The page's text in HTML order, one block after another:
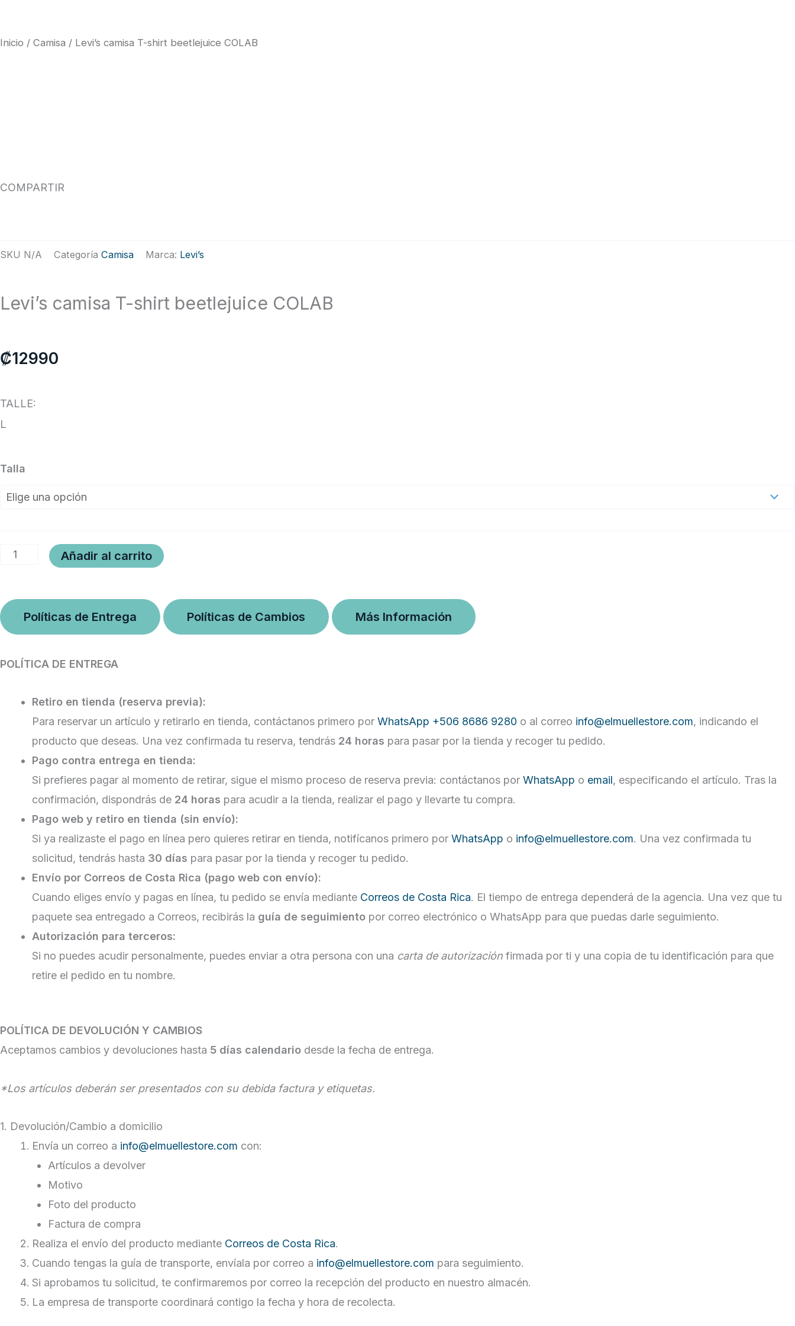
Inicio / Camisa / Levi’s camisa T-shirt beetlejuice COLAB
COMPARTIR
SKU N/A Categoría Camisa Marca: Levi’s
Levi’s camisa T-shirt beetlejuice COLAB
₡12990
TALLE:
L
Talla
Levi’s
beetlejuice
Añadir al carrito
Políticas de Entrega Políticas de Cambios Más Información
POLÍTICA DE ENTREGA
Retiro en tienda (reserva previa):
Para reservar un artículo y retirarlo en tienda, contáctanos primero por WhatsApp +506 8686 9280 o al correo info@elmuellestore.com, indicando el
producto que deseas. Una vez confirmada tu reserva, tendrás 24 horas para pasar por la tienda y recoger tu pedido.
Pago contra entrega en tienda:
Si prefieres pagar al momento de retirar, sigue el mismo proceso de reserva previa: contáctanos por WhatsApp o email, especificando el artículo. Tras la
confirmación, dispondrás de 24 horas para acudir a la tienda, realizar el pago y llevarte tu compra.
Pago web y retiro en tienda (sin envío):
Si ya realizaste el pago en línea pero quieres retirar en tienda, notifícanos primero por WhatsApp o info@elmuellestore.com. Una vez confirmada tu
solicitud, tendrás hasta 30 días para pasar por la tienda y recoger tu pedido.
Envío por Correos de Costa Rica (pago web con envío):
Cuando eliges envío y pagas en línea, tu pedido se envía mediante Correos de Costa Rica. El tiempo de entrega dependerá de la agencia. Una vez que tu
paquete sea entregado a Correos, recibirás la guía de seguimiento por correo electrónico o WhatsApp para que puedas darle seguimiento.
Autorización para terceros:
Si no puedes acudir personalmente, puedes enviar a otra persona con una carta de autorización firmada por ti y una copia de tu identificación para que
retire el pedido en tu nombre.
POLÍTICA DE DEVOLUCIÓN Y CAMBIOS
Aceptamos cambios y devoluciones hasta 5 días calendario desde la fecha de entrega.
*Los artículos deberán ser presentados con su debida factura y etiquetas.
1. Devolución/Cambio a domicilio
Envía un correo a info@elmuellestore.com con:
Artículos a devolver
Motivo
Foto del producto
Factura de compra
Realiza el envío del producto mediante Correos de Costa Rica.
Cuando tengas la guía de transporte, envíala por correo a info@elmuellestore.com para seguimiento.
Si aprobamos tu solicitud, te confirmaremos por correo la recepción del producto en nuestro almacén.
La empresa de transporte coordinará contigo la fecha y hora de recolecta.